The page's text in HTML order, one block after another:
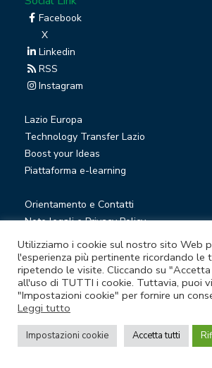
Facebook
X
Linkedin
RSS
Instagram
Lazio Europa
Technology Transfer Lazio
Boost your Ideas
Piattaforma e-learning
Orientamento e Contatti
Note legali e Privacy Policy
Privacy Newsletter
Società trasparente
Whistleblowing
© Lazio Innova S.p.A. società soggetta a
coordinamento della Regione Lazio
Sede legale Via Marco Aurelio 26 A - 00184
Utilizziamo i cookie sul nostro sito Web
l'esperienza più pertinente ricordando le
ripetendo le visite. Cliccando su
all'uso di TUTTI i cookie. Tuttavia, puoi
"Impostazioni cookie" per fornire un
Leggi tutto
Impostazioni cookie Accetta tutti